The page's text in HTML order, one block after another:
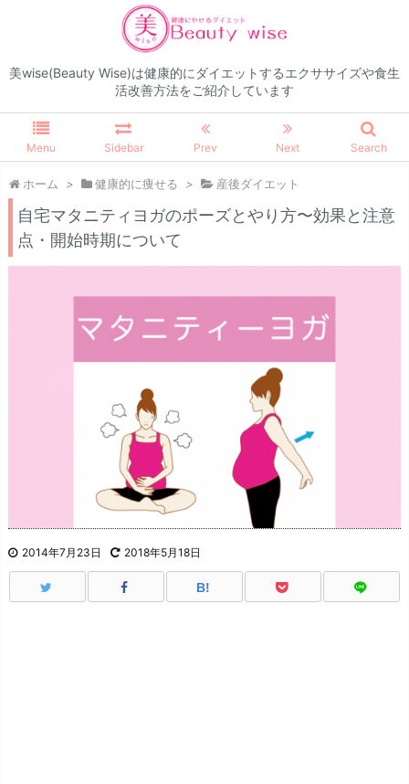
美wise(Beauty Wise)は健康的にダイエットするエクササイズや食生
活改善方法をご紹介しています
Menu Sidebar Prev Next Search
ホーム > 健康的に痩せる > 産後ダイエット
自宅マタニティヨガのポーズとやり方〜効果と注意
点・開始時期について
2014年7月23日 2018年5月18日
B!